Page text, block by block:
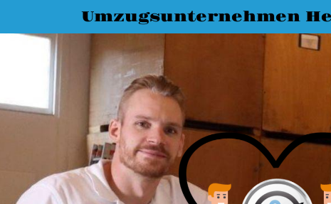
Umzugsunternehmen